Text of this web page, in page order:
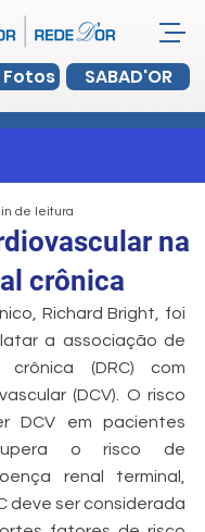
SABAD'OR
na
crônica
de leitura
Richard Bright, foi
a associação de
(DRC) com
(DCV). O risco
DCV em pacientes
o risco de
renal terminal,
deve ser considerada